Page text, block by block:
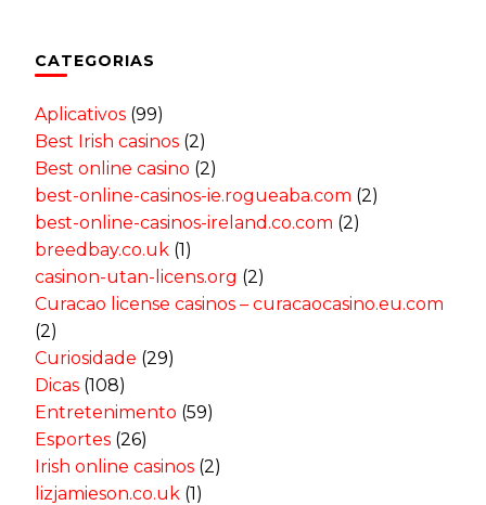
CATEGORIAS
Aplicativos (99)
Best Irish casinos (2)
Best online casino (2)
best-online-casinos-ie.rogueaba.com (2)
best-online-casinos-ireland.co.com (2)
breedbay.co.uk (1)
casinon-utan-licens.org (2)
Curacao license casinos – curacaocasino.eu.com
(2)
Curiosidade (29)
Dicas (108)
Entretenimento (59)
Esportes (26)
Irish online casinos (2)
lizjamieson.co.uk (1)